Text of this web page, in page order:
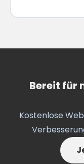
Bereit für
Kostenlose